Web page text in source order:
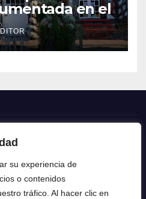
su experiencia de
o contenidos
tráfico. Al hacer clic en
en el
24